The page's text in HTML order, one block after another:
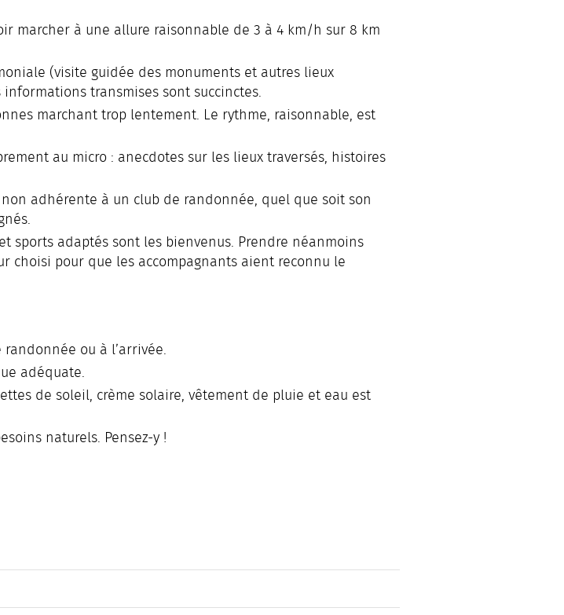
marcher à une allure raisonnable de 3 à 4 km/h sur 8 km
(visite guidée des monuments et autres lieux
transmises sont succinctes.
marchant trop lentement. Le rythme, raisonnable, est
au micro : anecdotes sur les lieux traversés, histoires
adhérente à un club de randonnée, quel que soit son
sports adaptés sont les bienvenus. Prendre néanmoins
choisi pour que les accompagnants aient reconnu le
ou à l’arrivée.
adéquate.
de soleil, crème solaire, vêtement de pluie et eau est
naturels. Pensez-y !